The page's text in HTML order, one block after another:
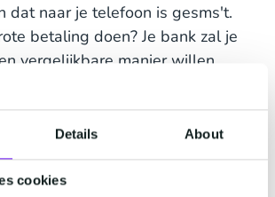
Details About
cookies
dat naar je telefoon is gesms't.
betaling doen? Je bank zal je
vergelijkbare manier willen
met
via SMS is een groeiende use
SMS gebruik. Juniper Research
dat het totale SMS-verkeer dat
OTP use cases zal oplopen